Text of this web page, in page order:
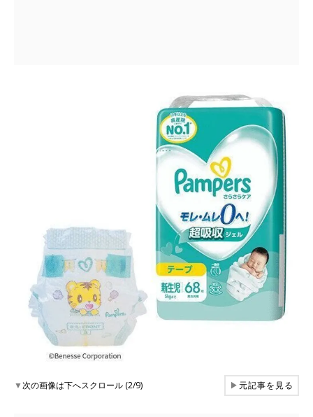
▼次の画像は下へスクロール (2/9) ▶元記事を見る